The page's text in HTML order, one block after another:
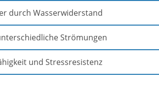
durch Wasserwiderstand
Strömungen
und Stressresistenz